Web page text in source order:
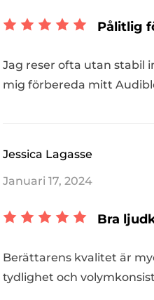
Pålitlig
Jag reser ofta utan stabil
mig förbereda mitt
Jessica Lagasse
Januari 17, 2024
Bra
Berättarens kvalitet är
tydlighet och